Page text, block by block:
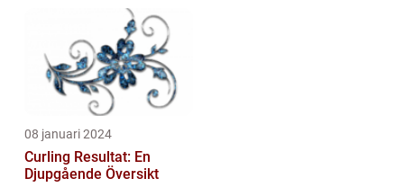
08 januari 2024
Curling Resultat: En
Djupgående Översikt